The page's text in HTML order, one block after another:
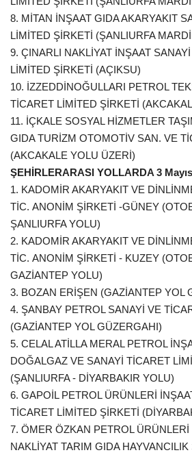
8. MİTAN İNŞAAT GIDA AKARYAKIT
LİMİTED ŞİRKETİ (ŞANLIURFA
9. ÇINARLI NAKLİYAT İNŞAAT
LİMİTED ŞİRKETİ (AÇIKSU)
10. İZZEDDİNOĞULLARI PETROL
TİCARET LİMİTED ŞİRKETİ
11. İÇKALE SOSYAL HİZMETLER
GIDA TURİZM OTOMOTİV SAN. VE
(AKCAKALE YOLU ÜZERİ)
ŞEHİRLERARASI YOLLARDA 3
1. KADOMİR AKARYAKIT VE
TİC. ANONİM ŞİRKETİ -GÜNEY
ŞANLIURFA YOLU)
2. KADOMİR AKARYAKIT VE
TİC. ANONİM ŞİRKETİ - KUZEY
GAZİANTEP YOLU)
3. BOZAN ERİŞEN (GAZİANTEP YOL
4. ŞANBAY PETROL SANAYİ VE
(GAZİANTEP YOL GÜZERGAHI)
5. CELAL ATİLLA MERAL PETROL
DOĞALGAZ VE SANAYİ TİCARET
(ŞANLIURFA - DİYARBAKIR YOLU)
6. GAPOİL PETROL ÜRÜNLERİ
TİCARET LİMİTED ŞİRKETİ
7. ÖMER ÖZKAN PETROL ÜRÜNLERİ
NAKLİYAT TARIM GIDA HAYVANCILIK